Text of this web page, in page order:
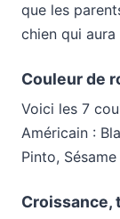
que les
chien qui
Couleur de
Voici les 7
Américain :
Pinto, Sésame
Croissance,